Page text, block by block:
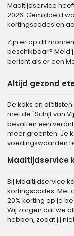
Maaltijdservice
2026. Gemiddeld
kortingscodes en
Zijn er op dit
beschikbaar? Meld
bericht als er een
Altijd gezond
De koks en
met de "Schijf van
bevatten een
meer groenten. Je
voedingswaarden
Maaltijdservice
Bij Maaltijdservice
kortingscodes. Met
20% korting op je
Wij zorgen dat we
hebben, zodat jij